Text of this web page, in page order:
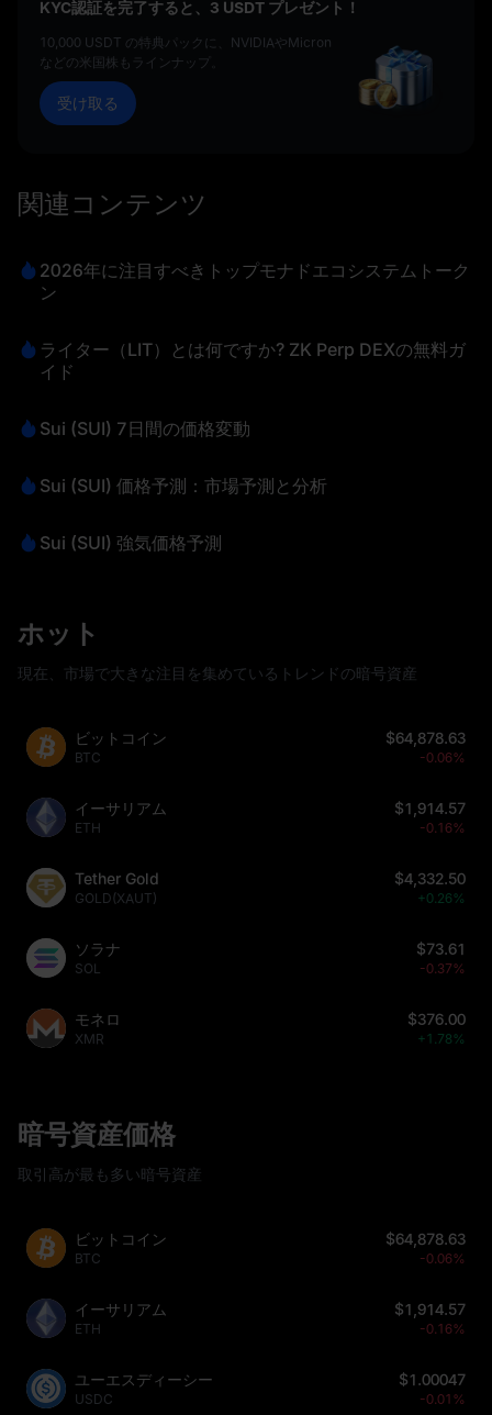
KYC認証を完了すると、3 USDT プレゼント！
10,000 USDT の特典パックに、NVIDIAやMicron
などの米国株もラインナップ。
受け取る
関連コンテンツ
2026年に注目すべきトップモナドエコシステムトーク
ン
ライター（LIT）とは何ですか? ZK Perp DEXの無料ガ
イド
Sui (SUI) 7日間の価格変動
Sui (SUI) 価格予測：市場予測と分析
Sui (SUI) 強気価格予測
ホット
現在、市場で大きな注目を集めているトレンドの暗号資産
ビットコイン
BTC
$64,878.63
-0.06%
イーサリアム
ETH
$1,914.57
-0.16%
Tether Gold
GOLD(XAUT)
$4,332.50
+0.26%
ソラナ
SOL
$73.61
-0.37%
モネロ
XMR
$376.00
+1.78%
暗号資産価格
取引高が最も多い暗号資産
ビットコイン
BTC
$64,878.63
-0.06%
イーサリアム
ETH
$1,914.57
-0.16%
ユーエスディーシー
USDC
$1.00047
-0.01%